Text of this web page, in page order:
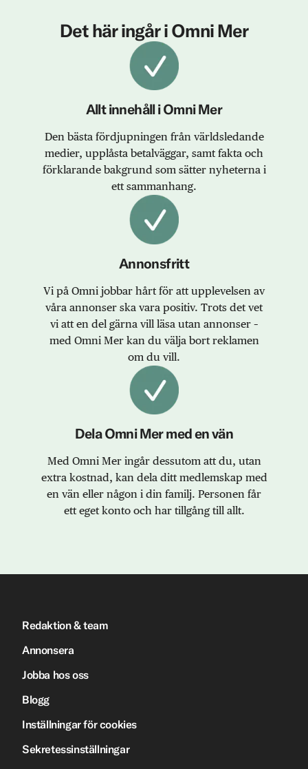
Det här ingår i Omni Mer
Allt innehåll i Omni Mer
Den bästa fördjupningen från världsledande
medier, upplåsta betalväggar, samt fakta och
förklarande bakgrund som sätter nyheterna i
ett sammanhang.
Annonsfritt
Vi på Omni jobbar hårt för att upplevelsen av
våra annonser ska vara positiv. Trots det vet
vi att en del gärna vill läsa utan annonser –
med Omni Mer kan du välja bort reklamen
om du vill.
Dela Omni Mer med en vän
Med Omni Mer ingår dessutom att du, utan
extra kostnad, kan dela ditt medlemskap med
en vän eller någon i din familj. Personen får
ett eget konto och har tillgång till allt.
Redaktion & team
Annonsera
Jobba hos oss
Blogg
Inställningar för cookies
Sekretessinställningar